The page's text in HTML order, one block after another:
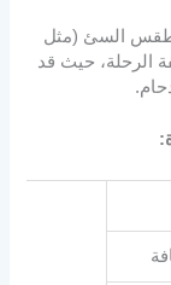
السئ (مثل
الرحلة، حيث قد